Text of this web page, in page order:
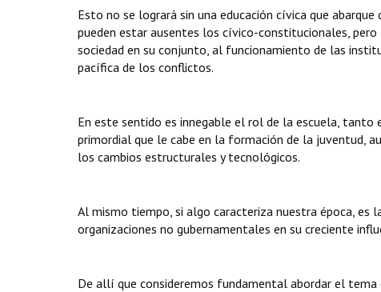
Esto no se logrará sin una educación cívica que
pueden estar ausentes los cívico-constitucionales,
sociedad en su conjunto, al funcionamiento de las
pacífica de los conflictos.
En este sentido es innegable el rol de la escuela, tanto
primordial que le cabe en la formación de la juventud,
los cambios estructurales y tecnológicos.
Al mismo tiempo, si algo caracteriza nuestra época, es
organizaciones no gubernamentales en su creciente
De allí que consideremos fundamental abordar el